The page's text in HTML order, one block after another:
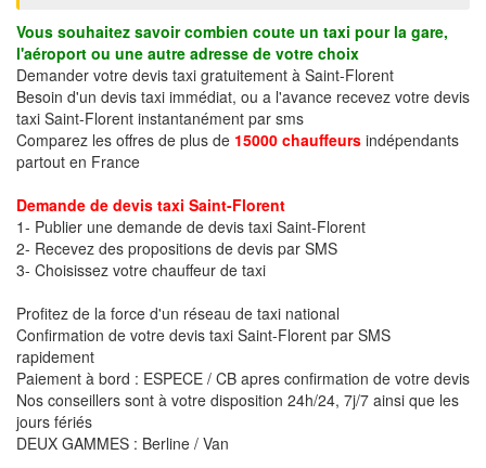
Vous souhaitez savoir combien coute un taxi pour la gare,
l'aéroport ou une autre adresse de votre choix
Demander votre devis taxi gratuitement à Saint-Florent
Besoin d'un devis taxi immédiat, ou a l'avance recevez votre devis
taxi Saint-Florent instantanément par sms
Comparez les offres de plus de 15000 chauffeurs indépendants
partout en France
Demande de devis taxi Saint-Florent
1- Publier une demande de devis taxi Saint-Florent
2- Recevez des propositions de devis par SMS
3- Choisissez votre chauffeur de taxi
Profitez de la force d'un réseau de taxi national
Confirmation de votre devis taxi Saint-Florent par SMS
rapidement
Paiement à bord : ESPECE / CB apres confirmation de votre devis
Nos conseillers sont à votre disposition 24h/24, 7j/7 ainsi que les
jours fériés
DEUX GAMMES : Berline / Van